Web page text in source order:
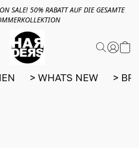
SALE! 50% RABATT AUF DIE GESAMTE
> WHATS NEW >